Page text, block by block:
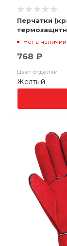
Перчатки
Нет в наличии
768 ₽
Цвет отделки
Желтый